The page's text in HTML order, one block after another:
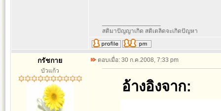
สติมาปัญญาเกิด สติเตลิดจะเกิดปัญหา
กรัชกาย
บัวแก้ว
ตอบเมื่อ: 30 ก.ค.2008, 7:33 pm
อ้างอิงจาก: